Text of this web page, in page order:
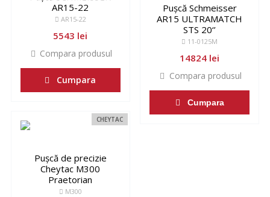
AR15-22
AR15-22
5543 lei
Compara produsul
Cumpara
Pușcă Schmeisser
AR15 ULTRAMATCH
STS 20‘’
11-0125M
14824 lei
Compara produsul
Cumpara
CHEYTAC
Pușcă de precizie
Cheytac M300
Praetorian
M300